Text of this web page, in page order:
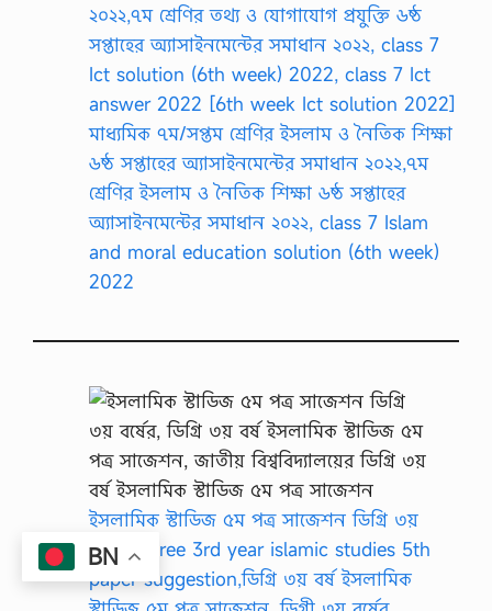
২০২২,৭ম শ্রেণির তথ্য ও যোগাযোগ প্রযুক্তি ৬ষ্ঠ
সপ্তাহের অ্যাসাইনমেন্টের সমাধান ২০২২, class 7
Ict solution (6th week) 2022, class 7 Ict
answer 2022 [6th week Ict solution 2022]
মাধ্যমিক ৭ম/সপ্তম শ্রেণির ইসলাম ও নৈতিক শিক্ষা
৬ষ্ঠ সপ্তাহের অ্যাসাইনমেন্টের সমাধান ২০২২,৭ম
শ্রেণির ইসলাম ও নৈতিক শিক্ষা ৬ষ্ঠ সপ্তাহের
অ্যাসাইনমেন্টের সমাধান ২০২২, class 7 Islam
and moral education solution (6th week)
2022
ইসলামিক স্টাডিজ ৫ম পত্র সাজেশন ডিগ্রি ৩য়
বর্ষ , degree 3rd year islamic studies 5th
paper suggestion,ডিগ্রি ৩য় বর্ষ ইসলামিক
BN